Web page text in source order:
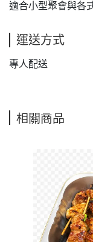
適合小型聚會與各
運送方式
專人配送
相關商品